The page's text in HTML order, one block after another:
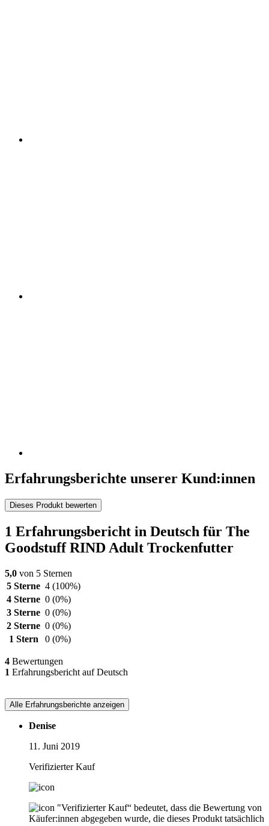
Erfahrungsberichte unserer Kund:innen
Dieses Produkt bewerten
1 Erfahrungsbericht in Deutsch für The
Goodstuff RIND Adult Trockenfutter
5,0 von 5 Sternen
5 Sterne 4 (100%)
4 Sterne 0 (0%)
3 Sterne 0 (0%)
2 Sterne 0 (0%)
1 Stern
0 (0%)
4 Bewertungen
1 Erfahrungsbericht auf Deutsch
Alle Erfahrungsberichte anzeigen
Denise
11. Juni 2019
Verifizierter Kauf
"Verifizierter Kauf“ bedeutet, dass die Bewertung von
Käufer:innen abgegeben wurde, die dieses Produkt tatsächlich